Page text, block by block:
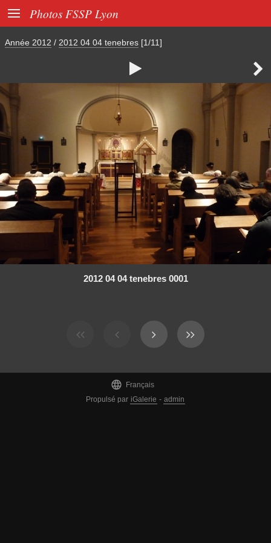
 Photos FSSP Lyon
Année 2012 / 2012 04 04 tenebres [1/11]
 
2012 04 04 tenebres 0001

Français
Propulsé par iGalerie - admin